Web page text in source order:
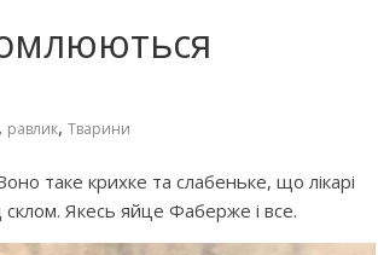
, равлик, Тварини
таке крихке та слабеньке, що лікарі
склом. Якесь яйце Фаберже і все.